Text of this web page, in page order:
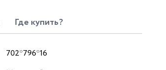
Где купить?
702*796*16